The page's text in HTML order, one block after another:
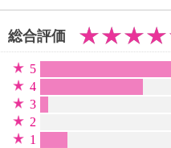
総合評価
5
4
3
2
1